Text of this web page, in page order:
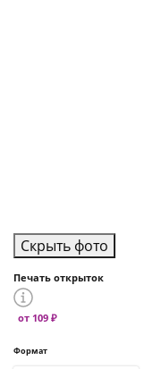
Скрыть фото
Печать открыток
от 109 ₽
Формат